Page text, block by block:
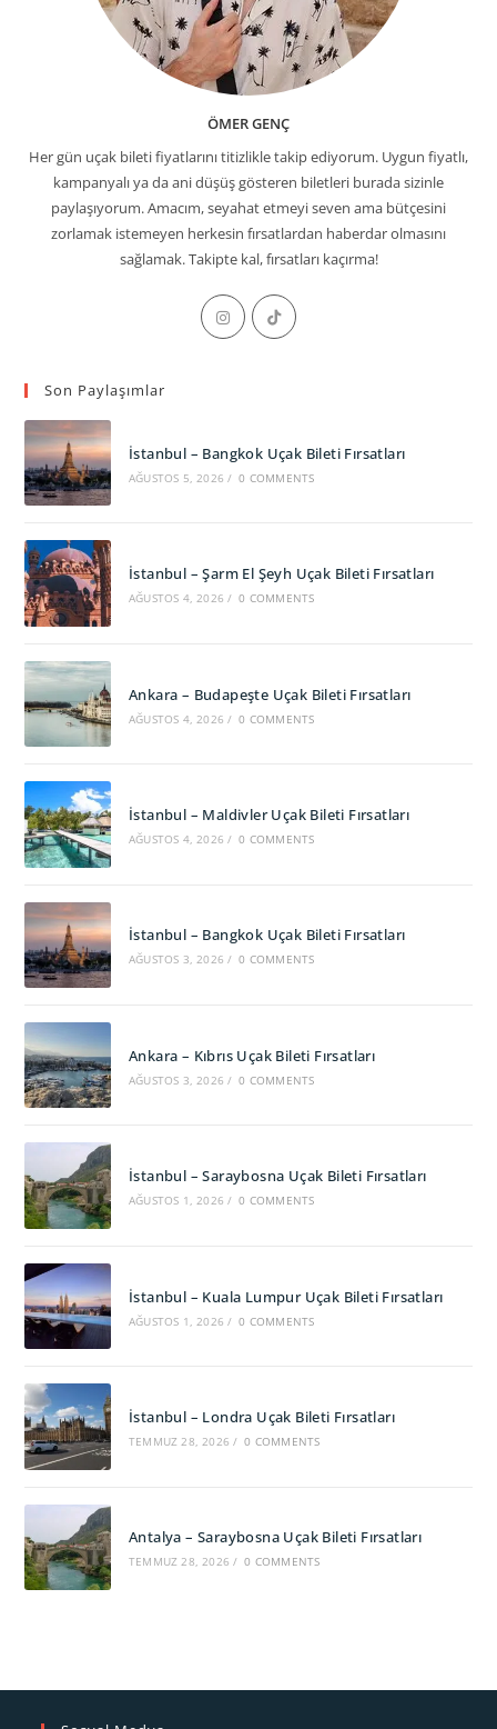
ÖMER GENÇ
Her gün uçak bileti fiyatlarını titizlikle takip ediyorum. Uygun fiyatlı,
kampanyalı ya da ani düşüş gösteren biletleri burada sizinle
paylaşıyorum. Amacım, seyahat etmeyi seven ama bütçesini
zorlamak istemeyen herkesin fırsatlardan haberdar olmasını
sağlamak. Takipte kal, fırsatları kaçırma!
Opens
in
Opens
Son Paylaşımlar
İstanbul – Bangkok Uçak Bileti Fırsatları
AĞUSTOS 5, 2026 / 0 COMMENTS
İstanbul – Şarm El Şeyh Uçak Bileti Fırsatları
AĞUSTOS 4, 2026 / 0 COMMENTS
Ankara – Budapeşte Uçak Bileti Fırsatları
AĞUSTOS 4, 2026 / 0 COMMENTS
İstanbul – Maldivler Uçak Bileti Fırsatları
AĞUSTOS 4, 2026 / 0 COMMENTS
İstanbul – Bangkok Uçak Bileti Fırsatları
AĞUSTOS 3, 2026 / 0 COMMENTS
Ankara – Kıbrıs Uçak Bileti Fırsatları
AĞUSTOS 3, 2026 / 0 COMMENTS
İstanbul – Saraybosna Uçak Bileti Fırsatları
AĞUSTOS 1, 2026 / 0 COMMENTS
İstanbul – Kuala Lumpur Uçak Bileti Fırsatları
AĞUSTOS 1, 2026 / 0 COMMENTS
İstanbul – Londra Uçak Bileti Fırsatları
TEMMUZ 28, 2026 / 0 COMMENTS
Antalya – Saraybosna Uçak Bileti Fırsatları
TEMMUZ 28, 2026 / 0 COMMENTS